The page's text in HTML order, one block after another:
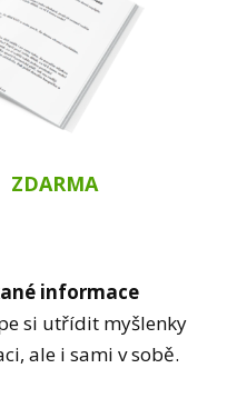
informace
si utřídit myšlenky
ale i sami v sobě.